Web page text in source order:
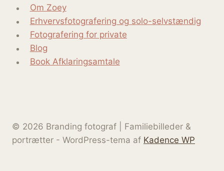
Om Zoey
Erhvervsfotografering og solo-selvstændig
Fotografering for private
Blog
Book Afklaringsamtale
© 2026 Branding fotograf | Familiebilleder &
portrætter - WordPress-tema af Kadence WP